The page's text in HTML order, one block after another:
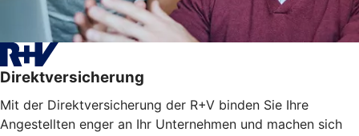
Direktversicherung
Mit der Direktversicherung der R+V binden Sie Ihre
Angestellten enger an Ihr Unternehmen und machen sich